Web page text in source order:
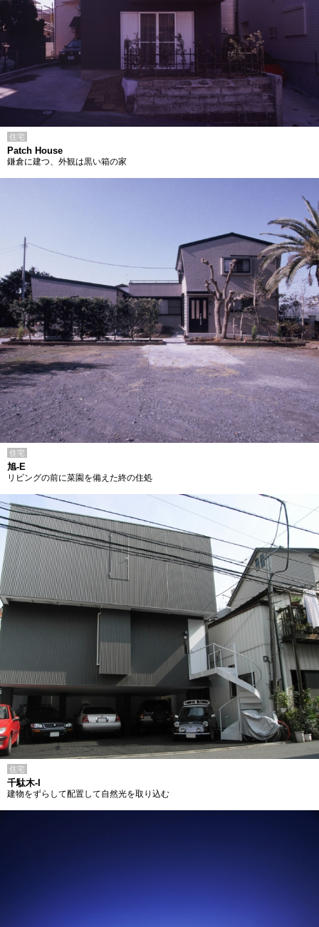
住宅
Patch House
鎌倉に建つ、外観は黒い箱の家
住宅
旭-E
リビングの前に菜園を備えた終の住処
住宅
千駄木-I
建物をずらして配置して自然光を取り込む